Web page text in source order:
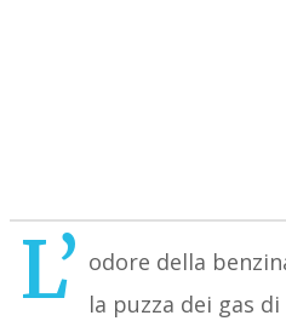
L’ odore della
la puzza dei gas